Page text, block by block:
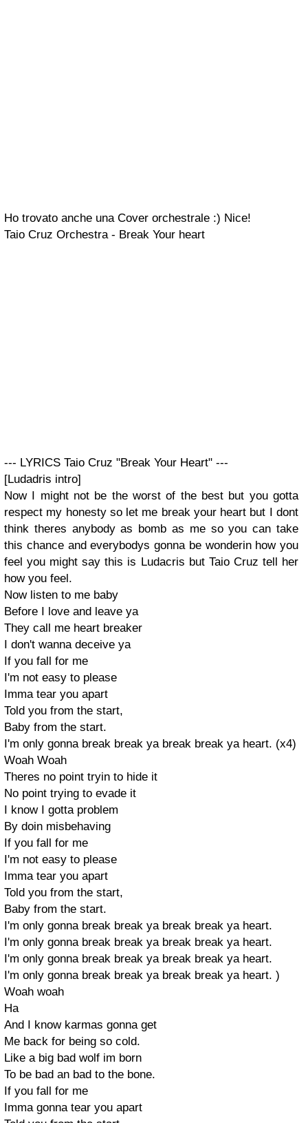
Ho trovato anche una Cover orchestrale :) Nice!
Taio Cruz Orchestra - Break Your heart
--- LYRICS Taio Cruz "Break Your Heart" ---
[Ludadris intro]
Now I might not be the worst of the best but you gotta
respect my honesty so let me break your heart but I dont
think theres anybody as bomb as me so you can take
this chance and everybodys gonna be wonderin how you
feel you might say this is Ludacris but Taio Cruz tell her
how you feel.
Now listen to me baby
Before I love and leave ya
They call me heart breaker
I don't wanna deceive ya
If you fall for me
I'm not easy to please
Imma tear you apart
Told you from the start,
Baby from the start.
I'm only gonna break break ya break break ya heart. (x4)
Woah Woah
Theres no point tryin to hide it
No point trying to evade it
I know I gotta problem
By doin misbehaving
If you fall for me
I'm not easy to please
Imma tear you apart
Told you from the start,
Baby from the start.
I'm only gonna break break ya break break ya heart.
I'm only gonna break break ya break break ya heart.
I'm only gonna break break ya break break ya heart.
I'm only gonna break break ya break break ya heart. )
Woah woah
Ha
And I know karmas gonna get
Me back for being so cold.
Like a big bad wolf im born
To be bad an bad to the bone.
If you fall for me
Imma gonna tear you apart